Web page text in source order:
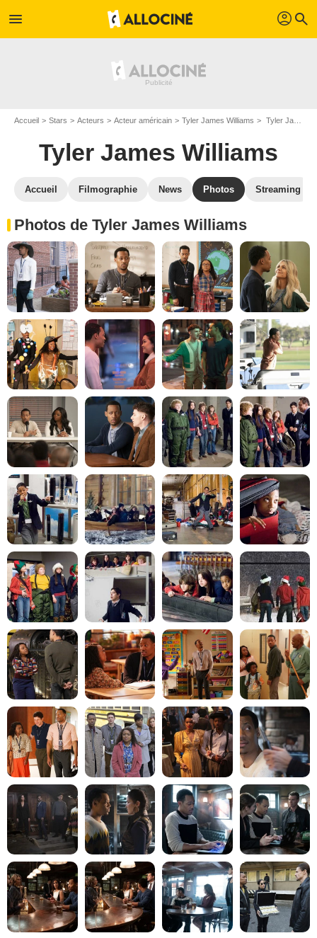
menu profil search
Accueil Stars Acteurs Acteur américain Tyler James Williams Tyler James Williams : Photos de ses films et séries
Tyler James Williams
Accueil Filmographie News Photos Streaming
Photos de Tyler James Williams